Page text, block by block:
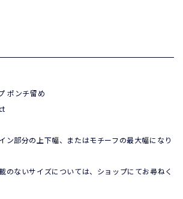
ポンチ留め
ン部分の上下幅、またはモチーフの最大幅になり
のないサイズについては、ショップにてお尋ねく